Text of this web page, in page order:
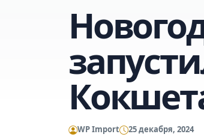
WP Import 25 декабря, 2024